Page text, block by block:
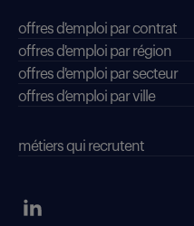
offres d'emploi par contrat
offres d'emploi par région
offres d'emploi par secteur
offres d’emploi par ville
métiers qui recrutent